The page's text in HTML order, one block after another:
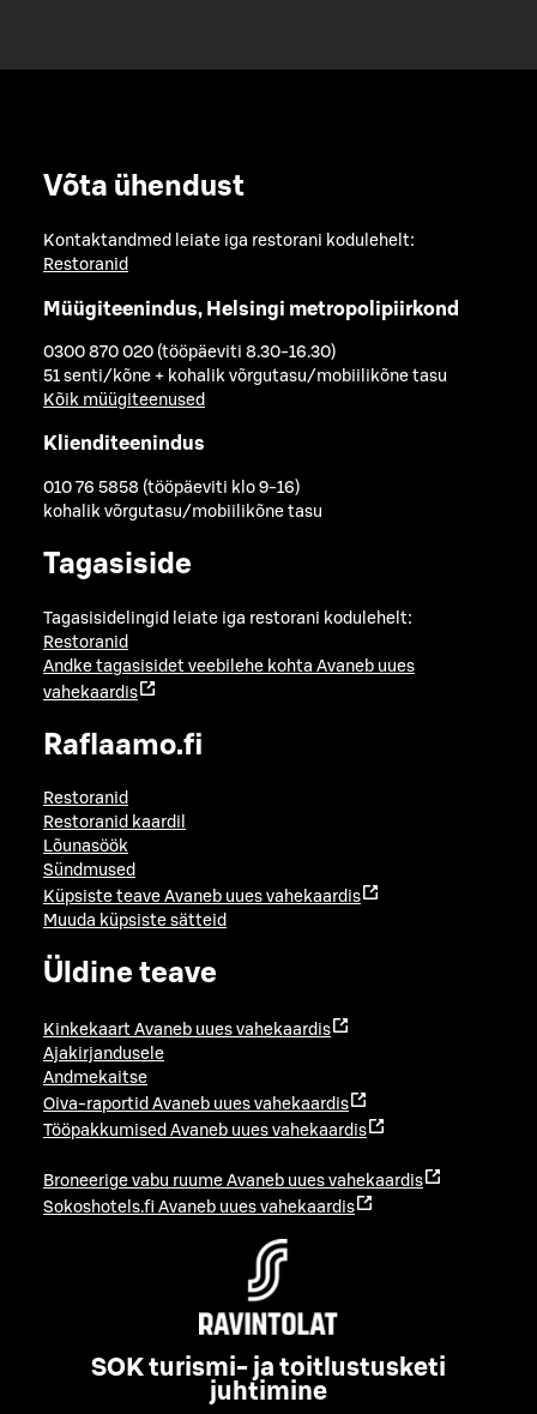
Võta ühendust
Kontaktandmed leiate iga restorani kodulehelt:
Restoranid
Müügiteenindus, Helsingi metropolipiirkond
0300 870 020 (tööpäeviti 8.30-16.30)
51 senti/kõne + kohalik võrgutasu/mobiilikõne tasu
Kõik müügiteenused
Klienditeenindus
010 76 5858 (tööpäeviti klo 9-16)
kohalik võrgutasu/mobiilikõne tasu
Tagasiside
Tagasisidelingid leiate iga restorani kodulehelt:
Restoranid
Andke tagasisidet veebilehe kohta Avaneb uues
vahekaardis
Raflaamo.fi
Restoranid
Restoranid kaardil
Lõunasöök
Sündmused
Küpsiste teave Avaneb uues vahekaardis
Muuda küpsiste sätteid
Üldine teave
Kinkekaart Avaneb uues vahekaardis
Ajakirjandusele
Andmekaitse
Oiva-raportid Avaneb uues vahekaardis
Tööpakkumised Avaneb uues vahekaardis
Broneerige vabu ruume Avaneb uues vahekaardis
Sokoshotels.fi Avaneb uues vahekaardis
SOK turismi- ja toitlustusketi
juhtimine